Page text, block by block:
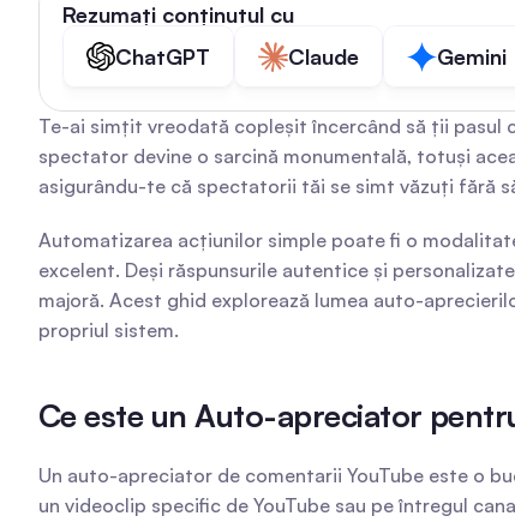
Rezumați conținutul cu
ChatGPT
Claude Gemini
Te-ai simțit vreodată copleșit încercând să ții pasul
spectator devine o sarcină monumentală, totuși
asigurându-te că spectatorii tăi se simt văzuți fără
Automatizarea acțiunilor simple poate fi o
excelent. Deși răspunsurile autentice și
majoră. Acest ghid explorează lumea auto-
propriul sistem.
Ce este un Auto-apreciator
Un auto-apreciator de comentarii YouTube este o
un videoclip specific de YouTube sau pe întregul